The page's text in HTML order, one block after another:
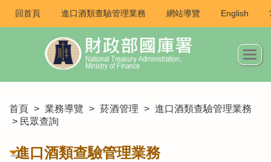
回首頁 進口酒類查驗管理業務 網站導覽 English
首頁 > 業務導覽 > 菸酒管理 > 進口酒類查驗管理業務
> 民眾查詢
進口酒類查驗管理業務